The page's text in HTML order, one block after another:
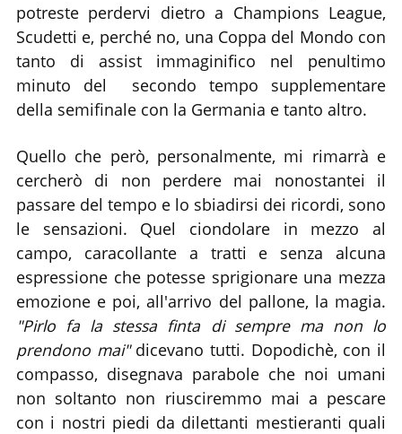
potreste perdervi dietro a Champions League,
Scudetti e, perché no, una Coppa del Mondo con
tanto di assist immaginifico nel penultimo
minuto del secondo tempo supplementare
della semifinale con la Germania e tanto altro.
Quello che però, personalmente, mi rimarrà e
cercherò di non perdere mai nonostantei il
passare del tempo e lo sbiadirsi dei ricordi, sono
le sensazioni. Quel ciondolare in mezzo al
campo, caracollante a tratti e senza alcuna
espressione che potesse sprigionare una mezza
emozione e poi, all'arrivo del pallone, la magia.
"Pirlo fa la stessa finta di sempre ma non lo
prendono mai"dicevano tutti. Dopodichè, con il
compasso, disegnava parabole che noi umani
non soltanto non riusciremmo mai a pescare
con i nostri piedi da dilettanti mestieranti quali